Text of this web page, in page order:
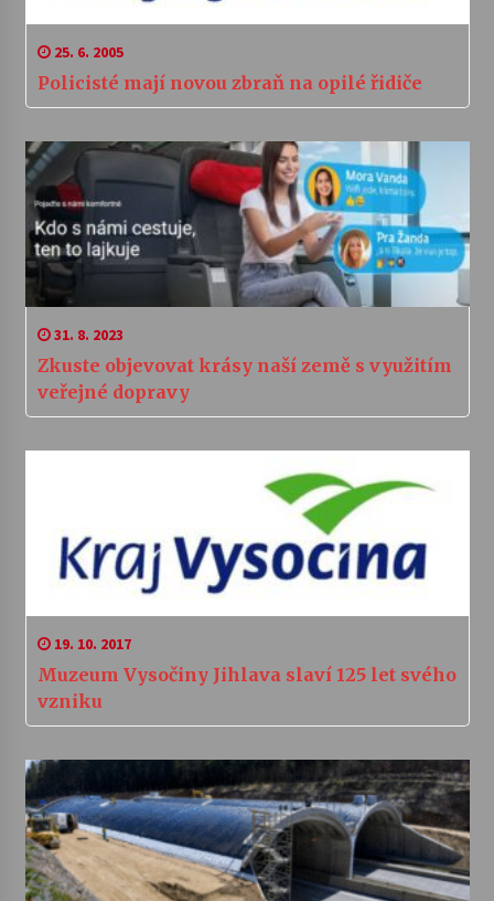
25. 6. 2005
Policisté mají novou zbraň na opilé řidiče
31. 8. 2023
Zkuste objevovat krásy naší země s využitím
veřejné dopravy
19. 10. 2017
Muzeum Vysočiny Jihlava slaví 125 let svého
vzniku